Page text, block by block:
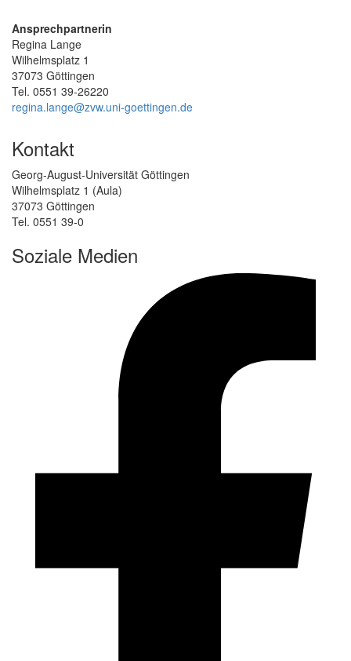
Ansprechpartnerin
Regina Lange
Wilhelmsplatz 1
37073 Göttingen
Tel. 0551 39-26220
regina.lange@zvw.uni-goettingen.de
Kontakt
Georg-August-Universität Göttingen
Wilhelmsplatz 1 (Aula)
37073 Göttingen
Tel. 0551 39-0
Soziale Medien